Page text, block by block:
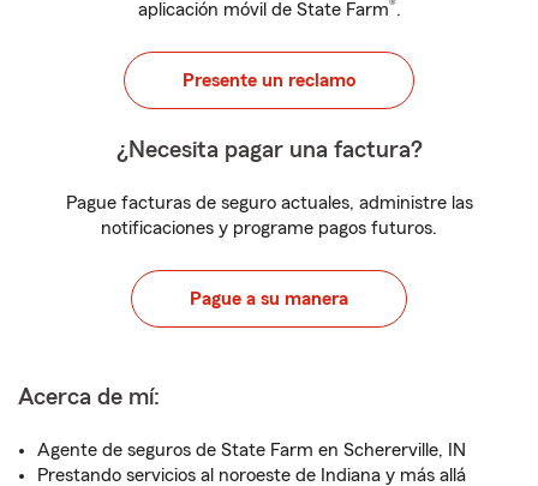
aplicación móvil de State Farm®.
Presente un reclamo
¿Necesita pagar una factura?
Pague facturas de seguro actuales, administre las
notificaciones y programe pagos futuros.
Pague a su manera
Acerca de mí:
Agente de seguros de State Farm en Schererville, IN
Prestando servicios al noroeste de Indiana y más allá